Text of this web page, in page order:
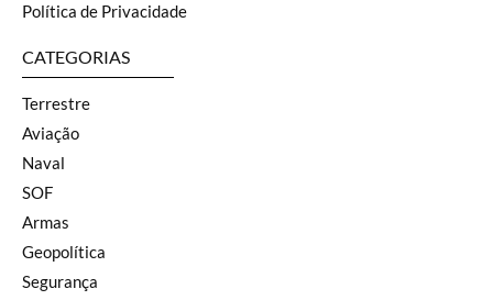
Política de Privacidade
CATEGORIAS
Terrestre
Aviação
Naval
SOF
Armas
Geopolítica
Segurança